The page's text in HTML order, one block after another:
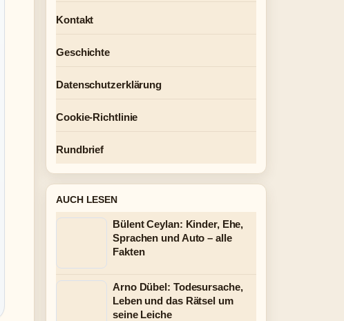
Kontakt
Geschichte
Datenschutzerklärung
Cookie-Richtlinie
Rundbrief
AUCH LESEN
Bülent Ceylan: Kinder, Ehe,
Sprachen und Auto – alle
Fakten
Arno Dübel: Todesursache,
Leben und das Rätsel um
seine Leiche